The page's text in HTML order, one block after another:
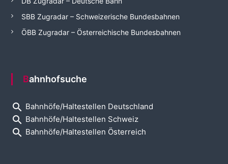
SBB Zugradar – Schweizerische Bundesbahnen
ÖBB Zugradar – Österreichische Bundesbahnen
Bahnhofsuche
search Bahnhöfe/Haltestellen Deutschland
search Bahnhöfe/Haltestellen Schweiz
search Bahnhöfe/Haltestellen Österreich